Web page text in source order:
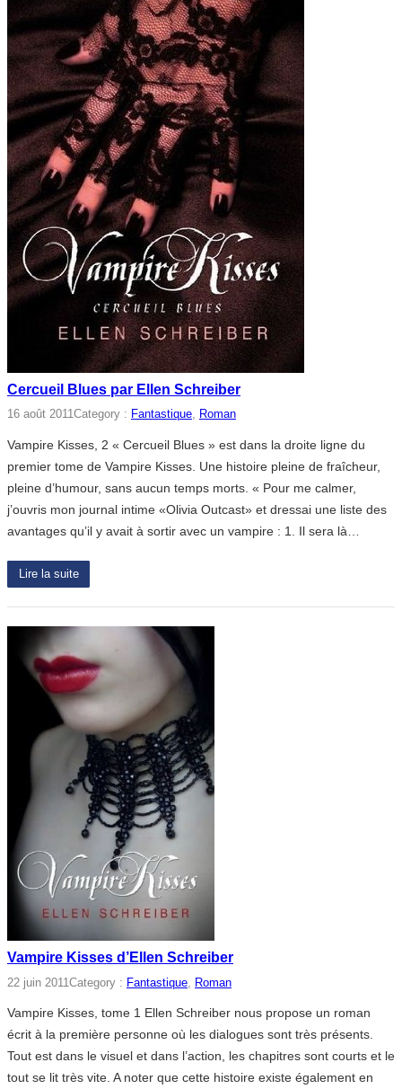
Cercueil Blues par Ellen Schreiber
16 août 2011Category : Fantastique, Roman
Vampire Kisses, 2 « Cercueil Blues » est dans la droite ligne du
premier tome de Vampire Kisses. Une histoire pleine de fraîcheur,
pleine d’humour, sans aucun temps morts. « Pour me calmer,
j’ouvris mon journal intime «Olivia Outcast» et dressai une liste des
avantages qu’il y avait à sortir avec un vampire : 1. Il sera là…
Lire la suite
Vampire Kisses d’Ellen Schreiber
22 juin 2011 Category : Fantastique Roman
Vampire Kisses, tome 1 Ellen Schreiber nous propose un roman
écrit à la première personne où les dialogues sont très présents.
Tout est dans le visuel et dans l’action, les chapitres sont courts et le
tout se lit très vite. A noter que cette histoire existe également en